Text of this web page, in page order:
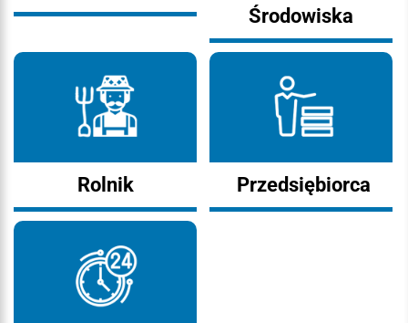
Środowiska
Rolnik Przedsiębiorca